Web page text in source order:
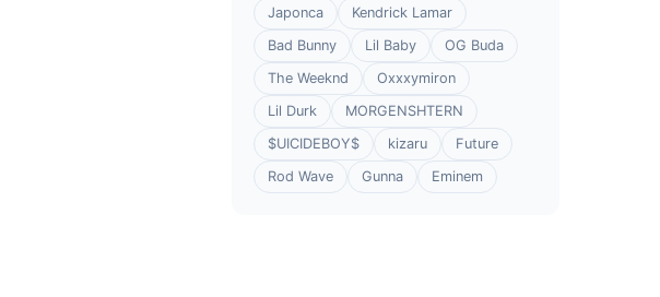
Japonca
Kendrick Lamar
Bad Bunny
Lil Baby
OG Buda
The Weeknd
Oxxxymiron
Lil Durk
MORGENSHTERN
$UICIDEBOY$
kizaru
Future
Rod Wave
Gunna Eminem